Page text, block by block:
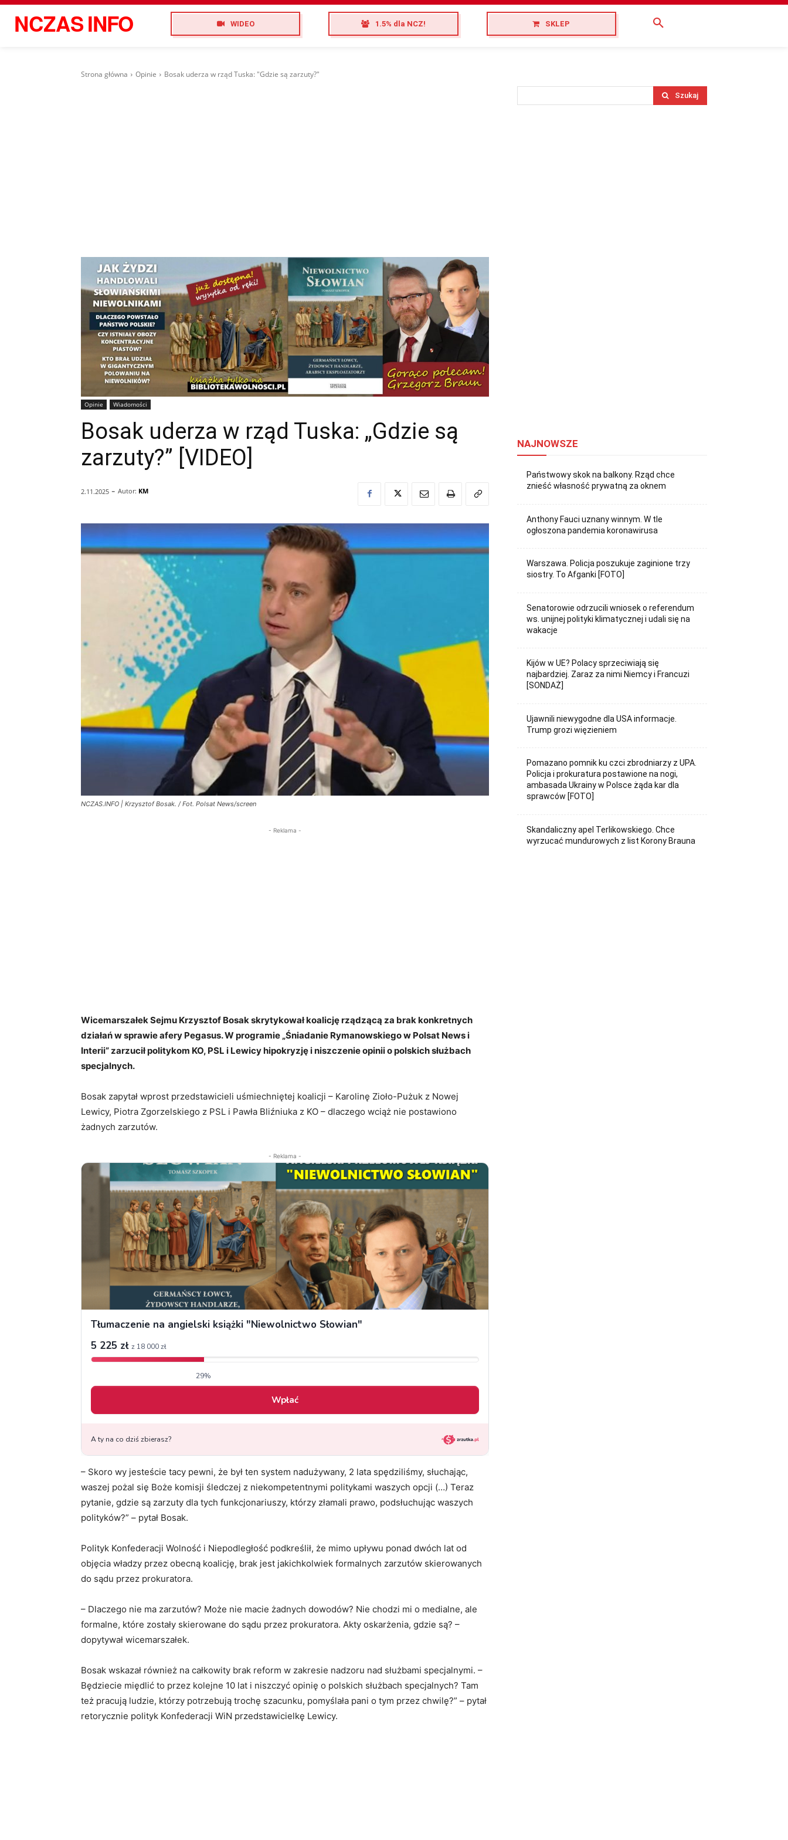
NCZASINFO WIDEO 1.5% dla NCZ! SKLEP
Strona główna Opinie Bosak uderza w rząd Tuska: "Gdzie są zarzuty?"
Opinie Wiadomości
Bosak uderza w rząd Tuska: „Gdzie są
zarzuty?” [VIDEO]
2.11.2025 - Autor: KM
NCZAS.INFO | Krzysztof Bosak. / Fot. Polsat News/screen
- Reklama -
Wicemarszałek Sejmu Krzysztof Bosak skrytykował koalicję rządzącą za brak konkretnych
działań w sprawie afery Pegasus. W programie „Śniadanie Rymanowskiego w Polsat News i
Interii” zarzucił politykom KO, PSL i Lewicy hipokryzję i niszczenie opinii o polskich służbach
specjalnych.
Bosak zapytał wprost przedstawicieli uśmiechniętej koalicji – Karolinę Zioło-Pużuk z Nowej
Lewicy, Piotra Zgorzelskiego z PSL i Pawła Bliźniuka z KO – dlaczego wciąż nie postawiono
żadnych zarzutów.
- Reklama -
– Skoro wy jesteście tacy pewni, że był ten system nadużywany, 2 lata spędziliśmy, słuchając,
waszej pożal się Boże komisji śledczej z niekompetentnymi politykami waszych opcji (…) Teraz
pytanie, gdzie są zarzuty dla tych funkcjonariuszy, którzy złamali prawo, podsłuchując waszych
polityków?” – pytał Bosak.
Polityk Konfederacji Wolność i Niepodległość podkreślił, że mimo upływu ponad dwóch lat od
objęcia władzy przez obecną koalicję, brak jest jakichkolwiek formalnych zarzutów skierowanych
do sądu przez prokuratora.
– Dlaczego nie ma zarzutów? Może nie macie żadnych dowodów? Nie chodzi mi o medialne, ale
formalne, które zostały skierowane do sądu przez prokuratora. Akty oskarżenia, gdzie są? –
dopytywał wicemarszałek.​
Bosak wskazał również na całkowity brak reform w zakresie nadzoru nad służbami specjalnymi. –
Będziecie międlić to przez kolejne 10 lat i niszczyć opinię o polskich służbach specjalnych? Tam
też pracują ludzie, którzy potrzebują trochę szacunku, pomyślała pani o tym przez chwilę?” – pytał
retorycznie polityk Konfederacji WiN przedstawicielkę Lewicy.
Szukaj
NAJNOWSZE
Państwowy skok na balkony. Rząd chce
znieść własność prywatną za oknem
Anthony Fauci uznany winnym. W tle
ogłoszona pandemia koronawirusa
Warszawa. Policja poszukuje zaginione trzy
siostry. To Afganki [FOTO]
Senatorowie odrzucili wniosek o referendum
ws. unijnej polityki klimatycznej i udali się na
wakacje
Kijów w UE? Polacy sprzeciwiają się
najbardziej. Zaraz za nimi Niemcy i Francuzi
[SONDAŻ]
Ujawnili niewygodne dla USA informacje.
Trump grozi więzieniem
Pomazano pomnik ku czci zbrodniarzy z UPA.
Policja i prokuratura postawione na nogi,
ambasada Ukrainy w Polsce żąda kar dla
sprawców [FOTO]
Skandaliczny apel Terlikowskiego. Chce
wyrzucać mundurowych z list Korony Brauna